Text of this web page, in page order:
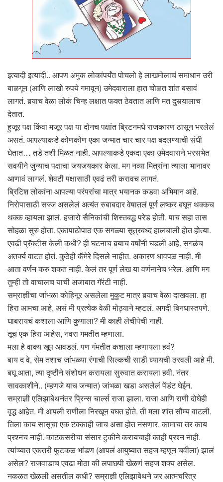
इत्यादी इत्यादी.. आपण अमुक लोकांपर्यंत पोचलो हे लाखमोलाचं समाधान उरी
बाळगून (आणि लाखो रुपये गमावून) उमेदवाराला हात चोळत शांत बसावं
लागतं. बर्‍याच वेळा लोकं चिन्ह लक्षात फक्त ठेवतात आणि मत दुसर्‍यालाच
देतात.
हुजूर पक्ष किंवा मजूर पक्ष या दोनच पक्षांत ब्रिटनमधे राजकारण ठासून भरलेलं
असतं. आपल्याकडे कोणकोण एका जन्मात चार चार पक्ष बदलण्याची संधी
घेतात… तडे तशी मिळत नाही. आपल्याकडे एकदा एका उमेदवाराने भरसभेत
सवयीने जुन्याच पक्षाचा जयजयकार केला. मग नव्या मित्रांना त्याला भानावर
आणावं लागलं. शेवटी पक्षासाठी एवढं तरी करावच लागतं.
ब्रिटिश लोकांना आपल्या परंपरांचा मात्र भयानक कडवा अभिमान आहे.
निरोपासाठी सज्ज असलेलं अत्यंत रुबाबदार वेषातलं पूर्ण लष्कर बघून थक्कच
थक्क व्हायला झालं. हजारो सैनिकांची शिस्तबद्ध परेड होती. पाच सहा तास
सोहळा सुरु होता. एकापाठोपाठ एक सगळ्या सूत्रबध्द हालचाली होत होत्या.
एवढी प्रॅक्टीस केली कधी? ही घटनाच बर्‍याच वर्षांनी घडली आहे. सगळंच
अतर्क्य वाटत होतं. कुठेही कॅमेरे दिसले नाहीत. अकारण धावपळ नाही. मी
आता वर्णन करु शकत नाही. केलं तर पूर्ण लेख या वर्णनानेच भरेल. आणि मग
तुम्ही तो वाचालच याची अजाबात गॅरंटी नाही.
सम्राज्ञीचा जांभळा कोहिनूर असलेला मुकुट मात्र बर्‍याच वेळा दाखवला. हा
हिरा आमचा आहे, असं मी प्रत्येक वेळी मोठ्याने म्हटलं. अगदी बिनधास्तपणे.
घाबरायचं कशाला आणि कुणाला? मी काही लेचीपेची नाही.
तूच एक हिरा आहेस, नवरा गमतीत म्हणाला.
मला हे वाक्य खूप आवडलं. पण गंमतीत कशाला म्हणायला हवं?
बाय द वे, सेम तशाच जांभळ्या रंगाची सिल्कची साडी घ्यायची ठरवली आहे मी.
बघू आता, त्या दृष्टीने संशोधन करायला सुरुवात करायला हवी. नंतर
सावकाशीने.. (म्हणजे याच जन्मात) जांभळा खडा असलेलं पेंडंट घेईन.
सम्राज्ञी एलिझाबेथनंतर प्रिन्स चार्ल्स राजा झाला. राजा आणि राणी दोघेही
वृद्ध आहेत. मी आपली राणीला निरखून बघत होते. ती मला शांत सौम्य वाटली.
तिला काय सासूचा एक टक्काही जाच असा होत नसणार. कामाचा तर काय
प्रश्नच नाही. काटकसरीचा संसार टुकीने करायचाही काही प्रश्न नाही.
त्यांच्यात एकतरी फुटकळ भांडण (आपलं आयुष्यात सहज म्हणून चवीला) झालं
असेल? राजवाडाच एवढा मोठा की लपाछपी खेळणं सहज शक्य असेल.
नकळत खेळली असतील कधी? सम्राज्ञी एलिझाबेथने जर आत्मचरित्र